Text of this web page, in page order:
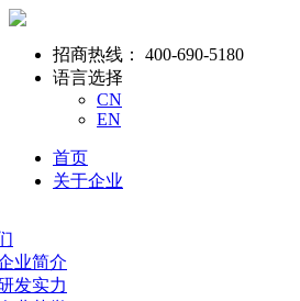
招商热线：
400-690-5180
语言选择
CN
EN
首页
关于企业
业简介
发实力